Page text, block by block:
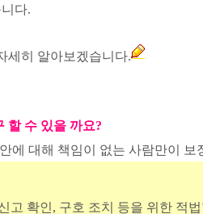
다.
세히 알아보겠습니다.
할 수 있을 까요?
에 대해 책임이 없는 사람만이 보
고 확인, 구호 조치 등을 위한 적